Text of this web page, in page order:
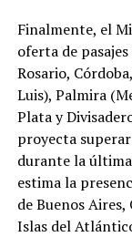
Finalmente, el
oferta de
Rosario,
Luis), Palmira
Plata y
proyecta
durante la
estima la
de Buenos
Islas del